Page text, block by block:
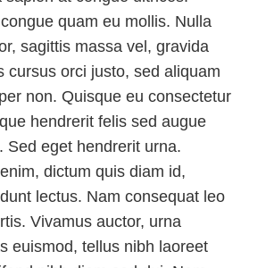
quam eu mollis. Nulla
sagittis massa vel, gravida
cursus orci justo, sed aliquam
non. Quisque eu consectetur
hendrerit felis sed augue
Sed eget hendrerit urna.
dictum quis diam id,
lectus. Nam consequat leo
Vivamus auctor, urna
euismod, tellus nibh laoreet